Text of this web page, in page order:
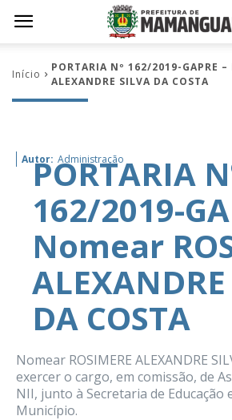
Início
PORTARIA Nº 162/2019-GAPRE
ALEXANDRE SILVA DA COSTA
Autor: Administração
PORTARIA
162/2019-
Nomear
DA COSTA
Nomear ROSIMERE ALEXANDRE
exercer o cargo, em comissão, de
NII, junto à Secretaria de Educação
Município.